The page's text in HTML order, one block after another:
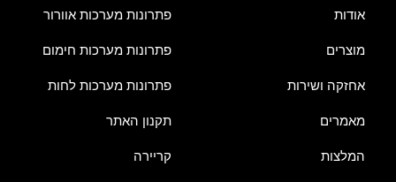
אודות
מוצרים
אחזקה ושירות
מאמרים
המלצות
פתרונות מערכות אוורור
פתרונות מערכות חימום
פתרונות מערכות לחות
תקנון האתר
קריירה